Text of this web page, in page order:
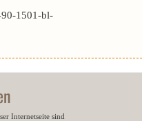
1501-bl-
Internetseite sind